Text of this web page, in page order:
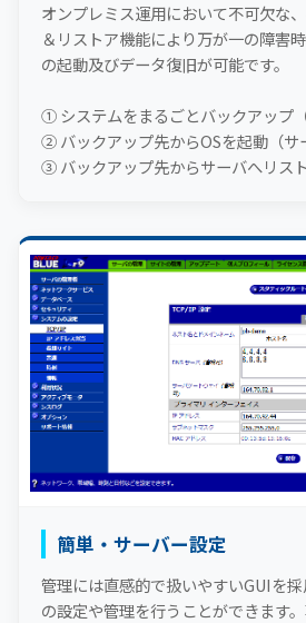
オンプレミス運用において不可欠な
＆リストア機能により万が一の障害
の起動及びデータ復旧が可能です。
① システムをまるごとバックアップ（
② バックアップ先からOSを起動（サ
③ バックアップ先からサーバへリス
簡単・サーバー設定
管理には直感的で扱いやすいGUIを
の設定や管理を行うことができます